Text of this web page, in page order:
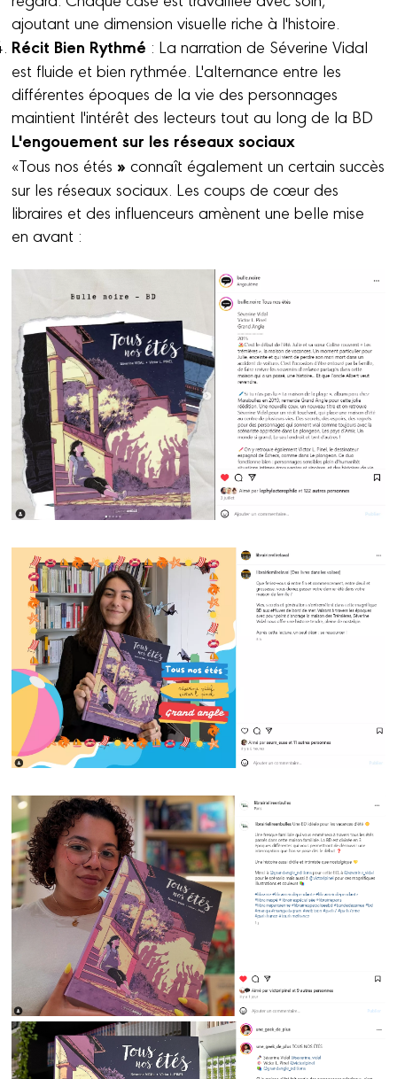
ajoutant une dimension visuelle riche à l'histoire.
Récit Bien Rythmé : La narration de Séverine Vidal
est fluide et bien rythmée. L'alternance entre les
différentes époques de la vie des personnages
maintient l'intérêt des lecteurs tout au long de la BD
L'engouement sur les réseaux sociaux
«Tous nos étés » connaît également un certain succès
sur les réseaux sociaux. Les coups de cœur des
libraires et des influenceurs amènent une belle mise
en avant :